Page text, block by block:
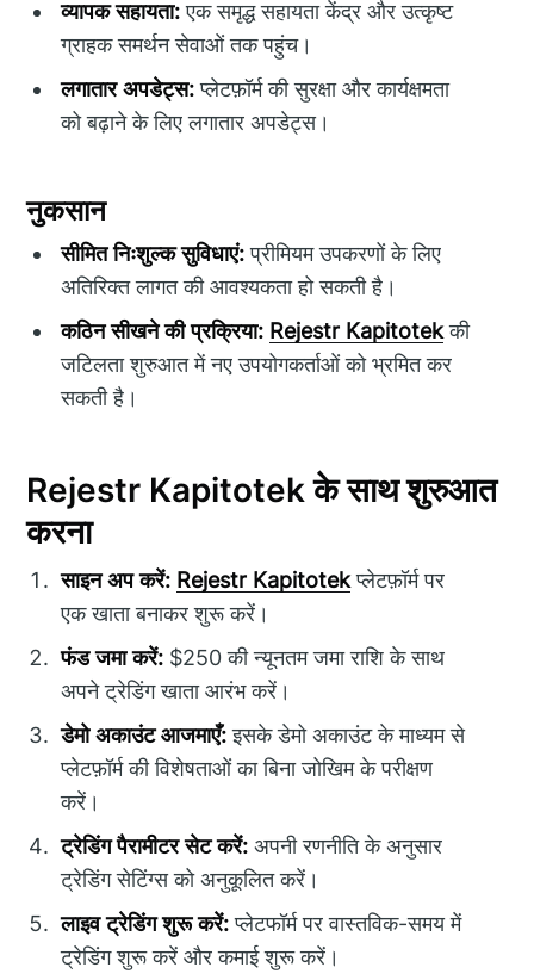
व्यापक सहायता:एक समृद्ध सहायता केंद्र और उत्कृष्ट
ग्राहक समर्थन सेवाओं तक पहुंच।
लगातार अपडेट्स:प्लेटफ़ॉर्म की सुरक्षा और कार्यक्षमता
को बढ़ाने के लिए लगातार अपडेट्स।
नुकसान
सीमित निःशुल्क सुविधाएं:प्रीमियम उपकरणों के लिए
अतिरिक्त लागत की आवश्यकता हो सकती है।
कठिन सीखने की प्रक्रिया: Rejestr Kapitotekकी
जटिलता शुरुआत में नए उपयोगकर्ताओं को भ्रमित कर
सकती है।
Rejestr Kapitotek के साथ शुरुआत
करना
साइन अप करें: Rejestr Kapitotekप्लेटफ़ॉर्म पर
एक खाता बनाकर शुरू करें।
फंड जमा करें: $250 की न्यूनतम जमा राशि के साथ
अपने ट्रेडिंग खाता आरंभ करें।
डेमो अकाउंट आजमाएँ:इसके डेमो अकाउंट के माध्यम से
प्लेटफ़ॉर्म की विशेषताओं का बिना जोखिम के परीक्षण
करें।
ट्रेडिंग पैरामीटर सेट करें: अपनी रणनीति के अनुसार
ट्रेडिंग सेटिंग्स को अनुकूलित करें।
लाइव ट्रेडिंग शुरू करें:प्लेटफॉर्म पर वास्तविक-समय में
ट्रेडिंग शुरू करें और कमाई शुरू करें।